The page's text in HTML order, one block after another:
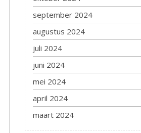
september 2024
augustus 2024
juli 2024
juni 2024
mei 2024
april 2024
maart 2024